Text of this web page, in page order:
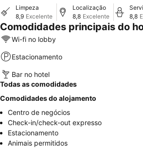
Limpeza
8,9 Excelente
Localização
8,8 Excelente
8,8
Comodidades principais do
Wi-fi no lobby
Estacionamento
Bar no hotel
Todas as comodidades
Comodidades do alojamento
Centro de negócios
Check-in/check-out expresso
Estacionamento
Animais permitidos